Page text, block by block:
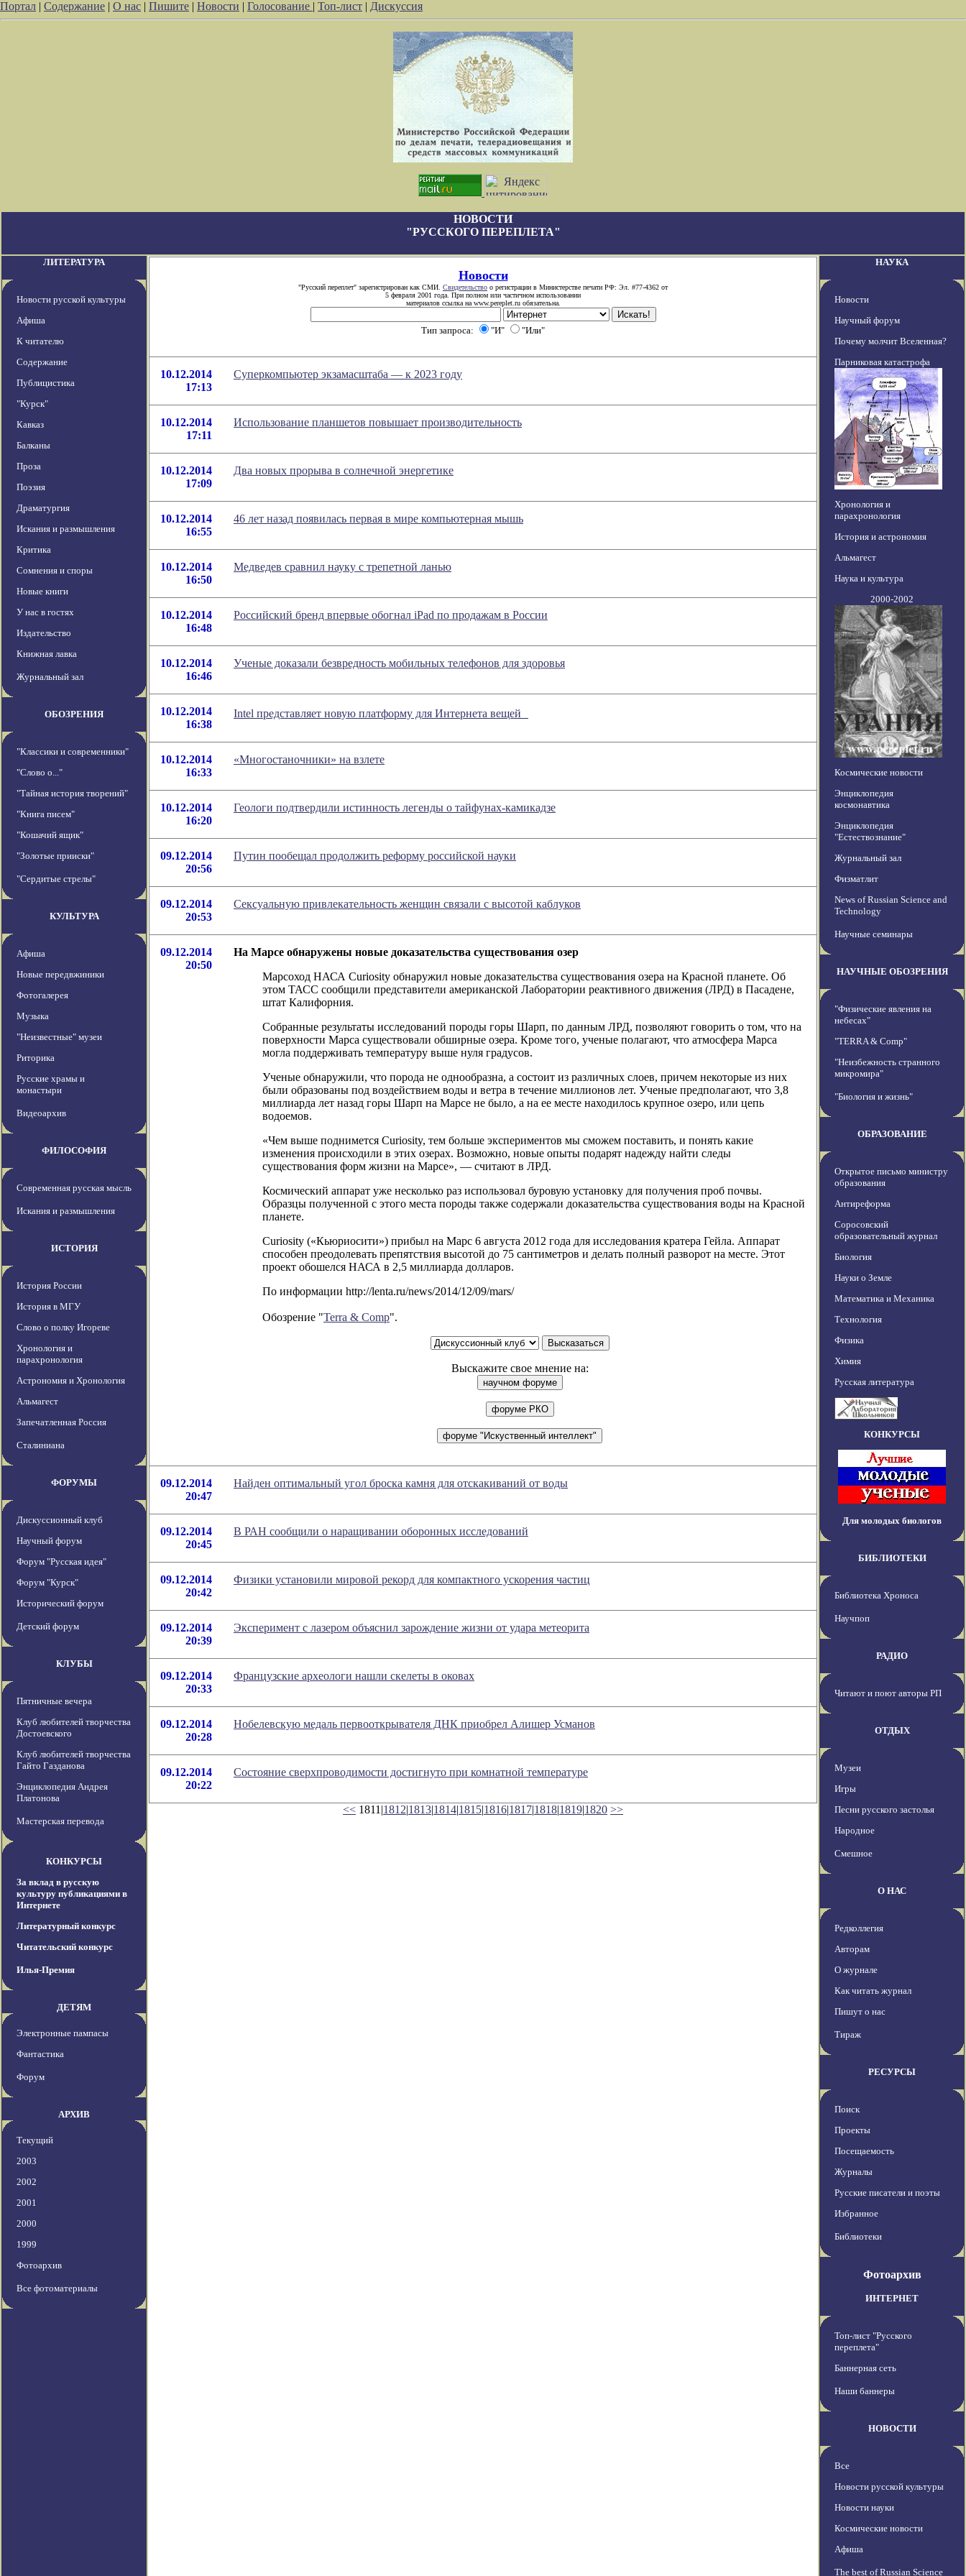
Портал | Содержание | О нас | Пишите | Новости | Голосование | Топ-лист | Дискуссия
НОВОСТИ
"РУССКОГО ПЕРЕПЛЕТА"
ЛИТЕРАТУРА
Новости русской культуры
Афиша
К читателю
Содержание
Публицистика
"Курск"
Кавказ
Балканы
Проза
Поэзия
Драматургия
Искания и размышления
Критика
Сомнения и споры
Новые книги
У нас в гостях
Издательство
Книжная лавка
Журнальный зал
ОБОЗРЕНИЯ
"Классики и современники"
"Слово о..."
"Тайная история творений"
"Книга писем"
"Кошачий ящик"
"Золотые прииски"
"Сердитые стрелы"
КУЛЬТУРА
Афиша
Новые передвжиники
Фотогалерея
Музыка
"Неизвестные" музеи
Риторика
Русские храмы и
монастыри
Видеоархив
ФИЛОСОФИЯ
Современная русская мысль
Искания и размышления
ИСТОРИЯ
История России
История в МГУ
Слово о полку Игореве
Хронология и
парахронология
Астрономия и Хронология
Альмагест
Запечатленная Россия
Сталиниана
ФОРУМЫ
Дискуссионный клуб
Научный форум
Форум "Русская идея"
Форум "Курск"
Исторический форум
Детский форум
КЛУБЫ
Пятничные вечера
Клуб любителей творчества
Достоевского
Клуб любителей творчества
Гайто Газданова
Энциклопедия Андрея
Платонова
Мастерская перевода
КОНКУРСЫ
За вклад в русскую
культуру публикациями в
Интернете
Литературный конкурс
Читательский конкурс
Илья-Премия
ДЕТЯМ
Электронные пампасы
Фантастика
Форум
АРХИВ
Текущий
2003
2002
2001
2000
1999
Фотоархив
Все фотоматериалы
Новости
"Русский переплет" зарегистрирован как СМИ. Свидетельство о регистрации в Министерстве печати РФ: Эл. #77-4362 от
5 февраля 2001 года. При полном или частичном использовании
материалов ссылка на www.pereplet.ru обязательна.
Тип запроса: "И" "Или"
10.12.2014
17:13
Суперкомпьютер экзамасштаба — к 2023 году
10.12.2014
17:11
Использование планшетов повышает производительность
10.12.2014
17:09
Два новых прорыва в солнечной энергетике
10.12.2014
16:55
46 лет назад появилась первая в мире компьютерная мышь
10.12.2014
16:50
Медведев сравнил науку с трепетной ланью
10.12.2014
16:48
Российский бренд впервые обогнал iPad по продажам в России
10.12.2014
16:46
Ученые доказали безвредность мобильных телефонов для здоровья
10.12.2014
16:38
Intel представляет новую платформу для Интернета вещей
10.12.2014
16:33
«Многостаночники» на взлете
10.12.2014
16:20
Геологи подтвердили истинность легенды о тайфунах-камикадзе
09.12.2014
20:56
Путин пообещал продолжить реформу российской науки
09.12.2014
20:53
Сексуальную привлекательность женщин связали с высотой каблуков
09.12.2014
20:50
На Марсе обнаружены новые доказательства существования озер
Марсоход НАСА Curiosity обнаружил новые доказательства существования озера на Красной планете. Об
этом ТАСС сообщили представители американской Лаборатории реактивного движения (ЛРД) в Пасадене,
штат Калифорния.
Собранные результаты исследований породы горы Шарп, по данным ЛРД, позволяют говорить о том, что на
поверхности Марса существовали обширные озера. Кроме того, ученые полагают, что атмосфера Марса
могла поддерживать температуру выше нуля градусов.
Ученые обнаружили, что порода не однообразна, а состоит из различных слоев, причем некоторые из них
были образованы под воздействием воды и ветра в течение миллионов лет. Ученые предполагают, что 3,8
миллиарда лет назад горы Шарп на Марсе не было, а на ее месте находилось крупное озеро, или цепь
водоемов.
«Чем выше поднимется Curiosity, тем больше экспериментов мы сможем поставить, и понять какие
изменения происходили в этих озерах. Возможно, новые опыты подарят надежду найти следы
существования форм жизни на Марсе», — считают в ЛРД.
Космический аппарат уже несколько раз использовал буровую установку для получения проб почвы.
Образцы полученной с этого места породы также содержали доказательства существования воды на Красной
планете.
Curiosity («Кьюриосити») прибыл на Марс 6 августа 2012 года для исследования кратера Гейла. Аппарат
способен преодолевать препятствия высотой до 75 сантиметров и делать полный разворот на месте. Этот
проект обошелся НАСА в 2,5 миллиарда долларов.
По информации http://lenta.ru/news/2014/12/09/mars/
Обозрение "Terra & Comp".
Выскажите свое мнение на:
09.12.2014
20:47
Найден оптимальный угол броска камня для отскакиваний от воды
09.12.2014
20:45
В РАН сообщили о наращивании оборонных исследований
09.12.2014
20:42
Физики установили мировой рекорд для компактного ускорения частиц
09.12.2014
20:39
Эксперимент с лазером объяснил зарождение жизни от удара метеорита
09.12.2014
20:33
Французские археологи нашли скелеты в оковах
09.12.2014
20:28
Нобелевскую медаль первооткрывателя ДНК приобрел Алишер Усманов
09.12.2014
20:22
Состояние сверхпроводимости достигнуто при комнатной температуре
<< 1811|1812|1813|1814|1815|1816|1817|1818|1819|1820 >>
НАУКА
Новости
Научный форум
Почему молчит Вселенная?
Парниковая катастрофа
Хронология и
парахронология
История и астрономия
Альмагест
Наука и культура
2000-2002
Космические новости
Энциклопедия
космонавтика
Энциклопедия
"Естествознание"
Журнальный зал
Физматлит
News of Russian Science and
Technology
Научные семинары
НАУЧНЫЕ ОБОЗРЕНИЯ
"Физические явления на
небесах"
"TERRA & Comp"
"Неизбежность странного
микромира"
"Биология и жизнь"
ОБРАЗОВАНИЕ
Открытое письмо министру
образования
Антиреформа
Соросовский
образовательный журнал
Биология
Науки о Земле
Математика и Механика
Технология
Физика
Химия
Русская литература
КОНКУРСЫ
Для молодых биологов
БИБЛИОТЕКИ
Библиотека Хроноса
Научпоп
РАДИО
Читают и поют авторы РП
ОТДЫХ
Музеи
Игры
Песни русского застолья
Народное
Смешное
О НАС
Редколлегия
Авторам
О журнале
Как читать журнал
Пишут о нас
Тираж
РЕСУРСЫ
Поиск
Проекты
Посещаемость
Журналы
Русские писатели и поэты
Избранное
Библиотеки
Фотоархив
ИНТЕРНЕТ
Топ-лист "Русского
переплета"
Баннерная сеть
Наши баннеры
НОВОСТИ
Все
Новости русской культуры
Новости науки
Космические новости
Афиша
The best of Russian Science